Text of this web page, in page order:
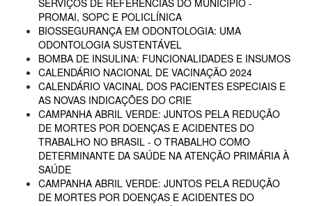
SERVIÇOS DE REFERÊNCIAS DO MUNICÍPIO -
PROMAI, SOPC E POLICLÍNICA
BIOSSEGURANÇA EM ODONTOLOGIA: UMA
ODONTOLOGIA SUSTENTÁVEL
BOMBA DE INSULINA: FUNCIONALIDADES E INSUMOS
CALENDÁRIO NACIONAL DE VACINAÇÃO 2024
CALENDÁRIO VACINAL DOS PACIENTES ESPECIAIS E
AS NOVAS INDICAÇÕES DO CRIE
CAMPANHA ABRIL VERDE: JUNTOS PELA REDUÇÃO
DE MORTES POR DOENÇAS E ACIDENTES DO
TRABALHO NO BRASIL - O TRABALHO COMO
DETERMINANTE DA SAÚDE NA ATENÇÃO PRIMÁRIA À
SAÚDE
CAMPANHA ABRIL VERDE: JUNTOS PELA REDUÇÃO
DE MORTES POR DOENÇAS E ACIDENTES DO